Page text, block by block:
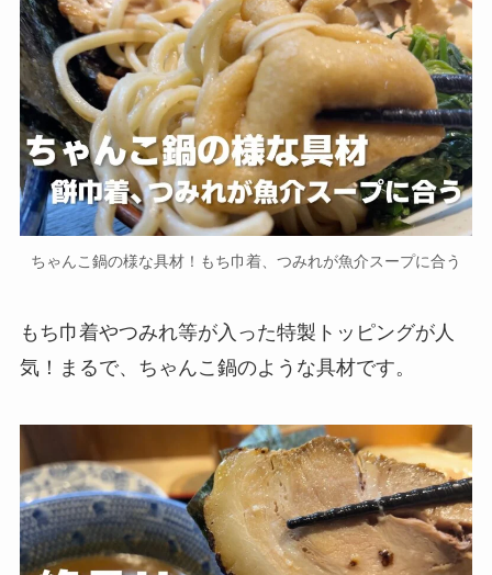
ちゃんこ鍋の様な具材！もち巾着、つみれが魚介スープに合う
もち巾着やつみれ等が入った特製トッピングが人
気！まるで、ちゃんこ鍋のような具材です。